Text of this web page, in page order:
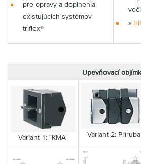
pre opravy a doplnenia
existujúcich systémov
triflex®
»
Upevňovací
Variant 1: "KMA" Variant 2: Príruba